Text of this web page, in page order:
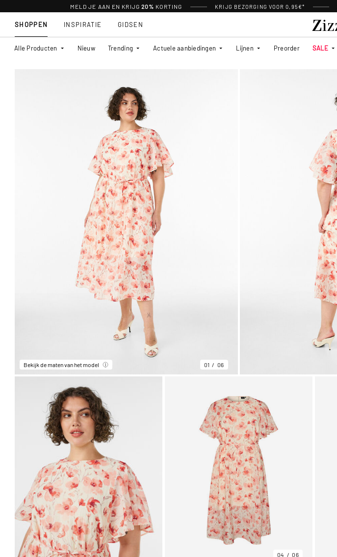
MELD JE AAN EN KRIJG 20% KORTING KRIJG BEZORGING VOOR 0,95€*
SHOPPEN
Alle Producten Nieuw Trending Actuele aanbiedingen Lijnen Preorder SALE
INSPIRATIE GIDSEN
Bekijk de maten van het model 01 06
04 06